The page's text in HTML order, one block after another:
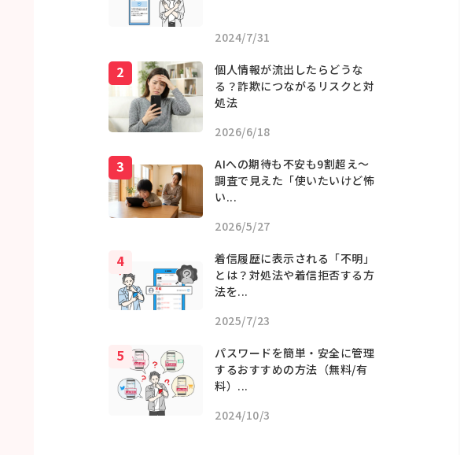
2024/7/31
個人情報が流出したらどうな
る？詐欺につながるリスクと対
処法
2026/6/18
AIへの期待も不安も9割超え〜
調査で見えた「使いたいけど怖
い...
2026/5/27
着信履歴に表示される「不明」
とは？対処法や着信拒否する方
法を...
2025/7/23
パスワードを簡単・安全に管理
するおすすめの方法（無料/有
料）...
2024/10/3